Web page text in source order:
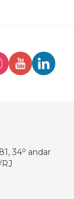
34o andar